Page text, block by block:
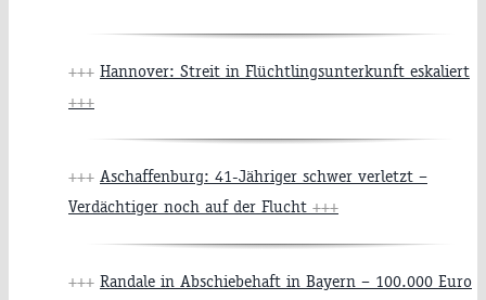
+++ Hannover: Streit in Flüchtlingsunterkunft eskaliert
+++
+++ Aschaffenburg: 41-Jähriger schwer verletzt –
Verdächtiger noch auf der Flucht +++
+++ Randale in Abschiebehaft in Bayern – 100.000 Euro